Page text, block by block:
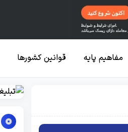
مفاهیم پایه قوانین کشورها